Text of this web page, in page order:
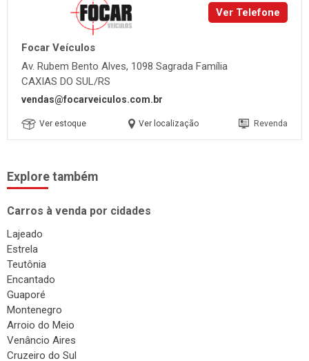
Ver Telefone
Focar Veículos
Av. Rubem Bento Alves, 1098 Sagrada Família
CAXIAS DO SUL/RS
vendas@focarveiculos.com.br
Ver estoque Ver localização Revenda
Explore também
Carros à venda por cidades
Lajeado
Estrela
Teutônia
Encantado
Guaporé
Montenegro
Arroio do Meio
Venâncio Aires
Cruzeiro do Sul